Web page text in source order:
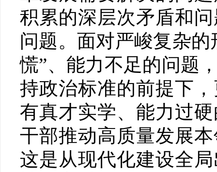
积累的深层次矛盾和
问题。面对严峻复杂
慌”、能力不足的问题
持政治标准的前提下
有真才实学、能力过
干部推动高质量发展
这是从现代化建设全